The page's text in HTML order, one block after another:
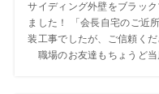
サイディング外壁をブラッ
ました！ 「会長自宅のご近
装工事でしたが、ご信頼く
職場のお友達もちょうど当